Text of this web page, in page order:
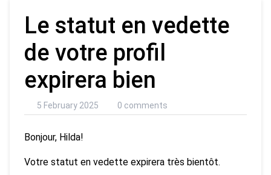
Le statut en vedette
de votre profil
expirera bien
5 February 2025 0 comments
Bonjour, Hilda!
Votre statut en vedette expirera très bientôt.